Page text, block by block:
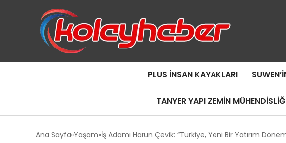
PLUS İNSAN KAYAKLARI
TANYER YAPI ZEMIN
Ana Sayfa Yaşam İş Adamı Harun Çevik: “Türkiye, Yeni Bir Yatırım